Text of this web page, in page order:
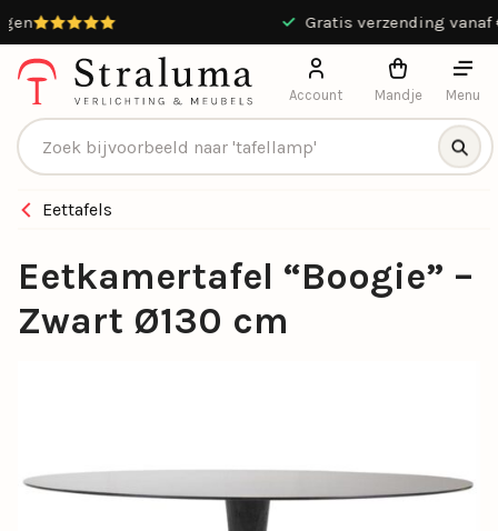
9.4 / 10 uit 13551 beoordelingen
Producten zoeken
Account Mandje Menu
Eettafels
Eetkamertafel “Boogie” –
Zwart Ø130 cm